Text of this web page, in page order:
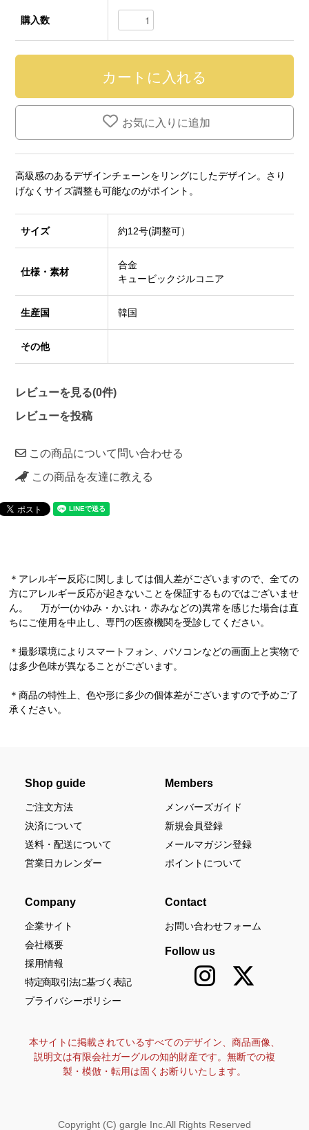
購入数
お気に入りに追加
高級感のあるデザインチェーンをリングにしたデザイン。さり
げなくサイズ調整も可能なのがポイント。
サイズ 約12号(調整可）
仕様・素材
合金
キュービックジルコニア
生産国 韓国
その他
レビューを見る(0件)
レビューを投稿
この商品について問い合わせる
この商品を友達に教える
＊アレルギー反応に関しましては個人差がございますので、全ての
方にアレルギー反応が起きないことを保証するものではございませ
ん。 万が一(かゆみ・かぶれ・赤みなどの)異常を感じた場合は直
ちにご使用を中止し、専門の医療機関を受診してください。
＊撮影環境によりスマートフォン、パソコンなどの画面上と実物で
は多少色味が異なることがございます。
＊商品の特性上、色や形に多少の個体差がございますので予めご了
承ください。
Shop guide
ご注文方法
決済について
送料・配送について
営業日カレンダー
Members
メンバーズガイド
新規会員登録
メールマガジン登録
ポイントについて
Company
企業サイト
会社概要
採用情報
特定商取引法に基づく表記
プライバシーポリシー
Contact
お問い合わせフォーム
Follow us
本サイトに掲載されているすべてのデザイン、商品画像、
説明文は有限会社ガーグルの知的財産です。無断での複
製・模倣・転用は固くお断りいたします。
Copyright (C) gargle Inc.All Rights Reserved